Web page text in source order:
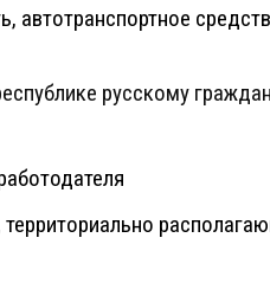
автотранспортное
русскому